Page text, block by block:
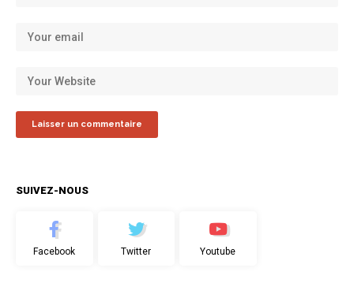
SUIVEZ-NOUS
Facebook Twitter Youtube